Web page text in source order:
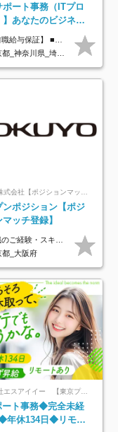
ポート事務（ITプロ
】あなたのビジネス
AI業界で活かす◆IT
OK◆目指せるコンサ
以上）： 月給45万円～80万円 ※上記金額には固定残業代30時間分 【未経験者5万5000円～7万3000円、 ローキャリア6万4000円～7万3000円、 経験者5万8000円～10万9000円、 即戦力8万2000円～14万5000円】を含みます。 ※30時間を超える場合は追加で全額支給します。 ※経験・能力・前職給与などを総合的に評価したうえでご納得いただけるよう個別決定。 未経験者の場合、前職給与とポテンシャルを査定のうえ決定いたします。 ※日本国内でのIT業界経験、または同等の実務経験と能力に応じて決定します。 ※前職給与は日本円かつ、日本国内での実績に基づき評価します。 【納得の評価システム】 ★クォーター毎に査定する評価制度導入！ 明確な評価基準で翌年度年収を上げましょう！ ★評価対象期間に在籍中のほとんどの社員が昇給し 年収アップを実現しています！ ★様々なインセンティブ制度を用意し多角的に正当評価しています！ ※試用期間6カ月（期間中の待遇等に差異なし）
神奈川県_埼玉県_千葉県
ンポジション【ポジ
ッチ登録】
験・スキル等を考慮して決定します。
都_大阪府
株式会社エスアイイー 【東京プロマーケット上場】
ート事務◆完全未経
年休134日◆リモー